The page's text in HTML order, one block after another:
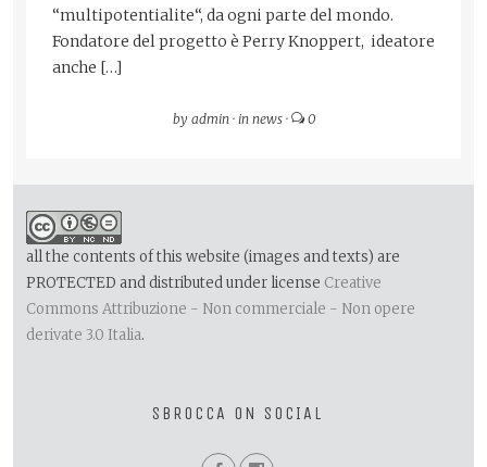
“multipotentialite“, da ogni parte del mondo.
Fondatore del progetto è Perry Knoppert, ideatore
anche […]
by admin· in news· 0
all the contents of this website (images and texts) are
PROTECTED and distributed under license Creative
Commons Attribuzione - Non commerciale - Non opere
derivate 3.0 Italia.
SBROCCA ON SOCIAL